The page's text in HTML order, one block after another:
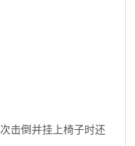
击倒并挂上椅子时还